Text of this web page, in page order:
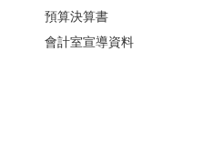
預算決算書
會計室宣導資料